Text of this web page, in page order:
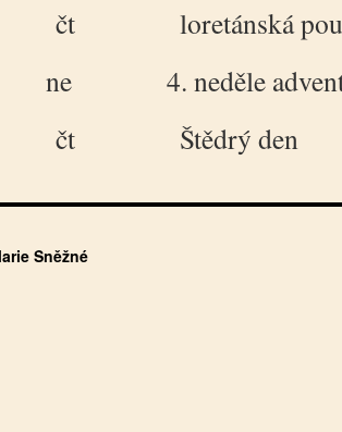
loretánská pouť v
4. neděle
čt Štědrý den
Sněžné